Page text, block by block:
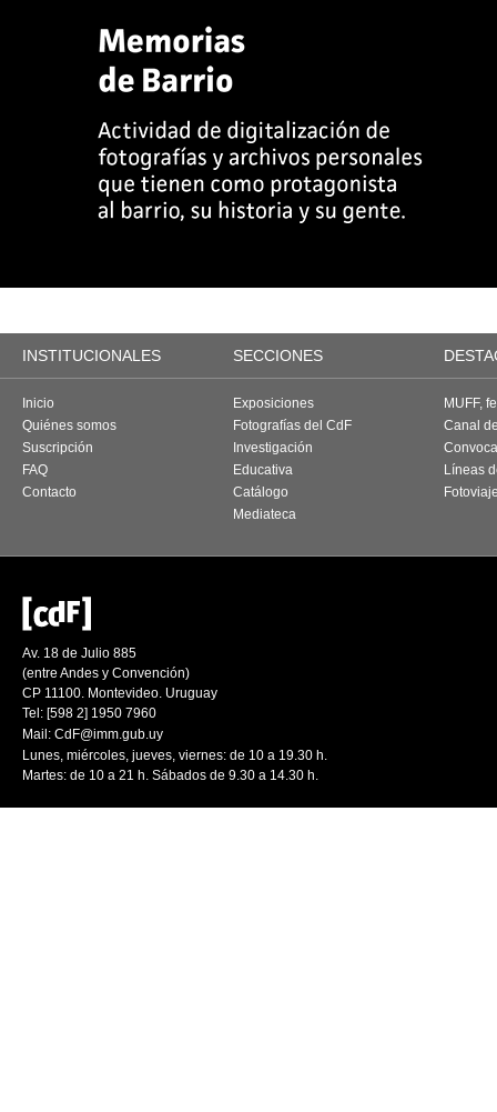
INSTITUCIONALES SECCIONES
Inicio
Quiénes somos
Suscripción
FAQ
Contacto
Exposiciones
Fotografías del CdF
Investigación
Educativa
Catálogo
Mediateca
MUFF,
Canal
Líneas
Av. 18 de Julio 885
(entre Andes y Convención)
CP 11100. Montevideo. Uruguay
Tel: [598 2] 1950 7960
Mail: CdF@imm.gub.uy
Lunes, miércoles, jueves, viernes: de 10 a 19.30 h.
Martes: de 10 a 21 h. Sábados de 9.30 a 14.30 h.